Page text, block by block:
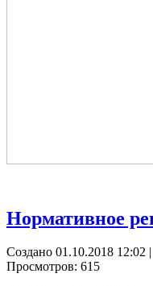
Нормативное
Создано 01.10.2018 12:02 |
Просмотров: 615